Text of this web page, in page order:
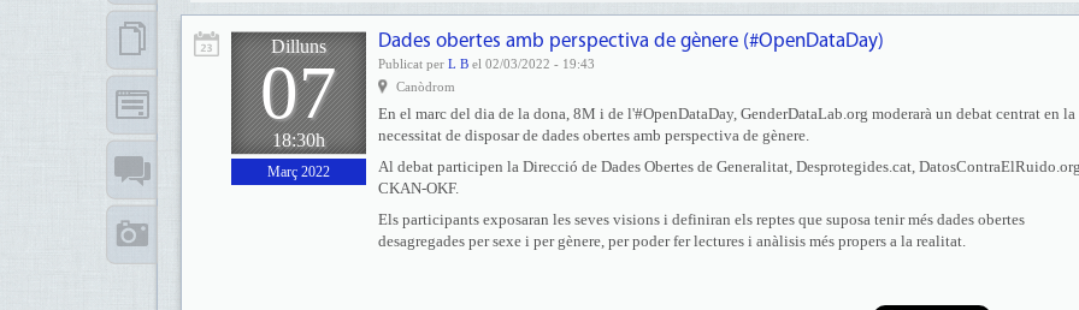
Dilluns
07
18:30h
Març 2022
Dades obertes amb perspectiva de gènere (#OpenDataDay)
Publicat per L B el 02/03/2022 - 19:43
Canòdrom
En el marc del dia de la dona, 8M i de l'#OpenDataDay, GenderDataLab.org moderarà un debat centrat en la
necessitat de disposar de dades obertes amb perspectiva de gènere.
Al debat participen la Direcció de Dades Obertes de Generalitat, Desprotegides.cat,
CKAN-OKF.
Els participants exposaran les seves visions i definiran els reptes que suposa tenir més dades obertes
desagregades per sexe i per gènere, per poder fer lectures i anàlisis més propers a la realitat.